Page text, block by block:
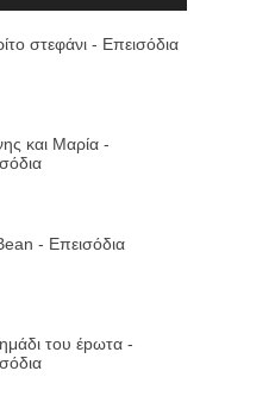
στεφάνι - Επεισόδια
και Μαρία -
- Επεισόδια
του έpωτα -